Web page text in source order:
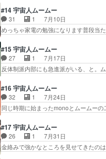
いましたサブタイ通り全員「… また
やってる...。ハラスメ… 急進派の襲
ーターに閉じ込めら…
祭楽しめてよかったね！さくらこ実
全体的に懐かしい感じのアニメEDめ
リジナルで、「おっ」ってなった（
ラっと変えて来たなぁ声は好きだ…
るとストーカーされるのか… 大学の
コンに、桜子も参加する… っつーか2
たんか。ちょっと雰囲…
#14 宇宙人ムームー
31 1
7月10日
めっちゃ家電の勉強になります普段
ア言うなｗシェパードの顔悪ｗオー
滅亡したネコ型宇宙人が 文明復興
ためになるハナシだった。この回は
とお年寄りの話だったんだけど、…
戻してきた。穴守もこうい… シベリ
続すべきか判断する役割… 前半､GPS
知ろう！いっちに､…
#15 宇宙人ムームー
27 1
7月17日
反体制派内部にも急進派がいる、と
ていて「ふふっ」ってなった。天空
動はじまった。熱中症で人が運ばれ
リで制御できる爆弾だと思え。安物
笑ゥせぇるすまんのパロディが面…
や扇風機etc･･･！これ… ムームーも
通りだったけど、と… 先週土曜から
で一番面白かった…
#16 宇宙人ムームー
32 1
7月24日
同じ時期に始まったmonoとムーム
ゃんにあんなこと言われたら自分な
とかドラクエウォークとか流行りは…
ちゃんとムームーお当番回だね天…
ムはボクもハマりがちなので教… 猫
#17 宇宙人ムームー
26 1
7月31日
金絡みで強かなところを見せてきた